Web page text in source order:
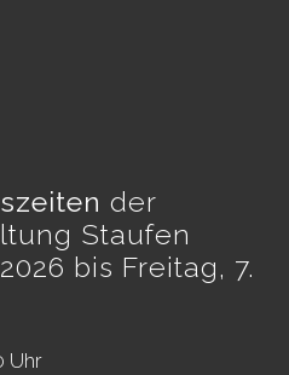
der
Staufen
bis Freitag, 7.
Uhr